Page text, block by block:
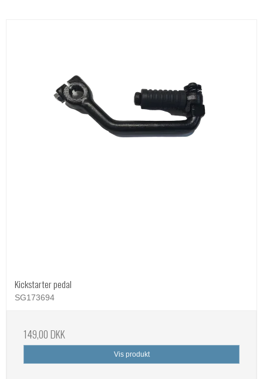
Kickstarter pedal
SG173694
149,00 DKK
Vis produkt